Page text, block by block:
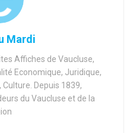
Mardi
Affiches de Vaucluse,
Economique, Juridique,
Depuis 1839,
du Vaucluse et de la